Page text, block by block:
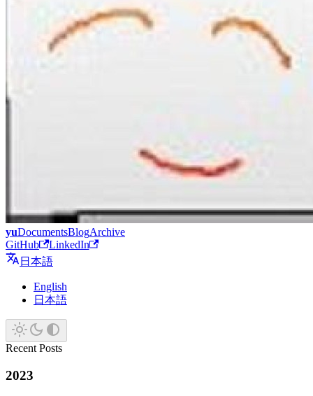
yuDocumentsBlogArchive
GitHub
LinkedIn
日本語
English
日本語
Recent Posts
2023